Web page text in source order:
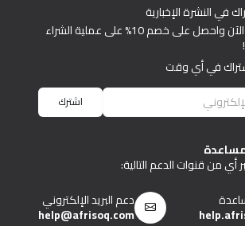
في النشرة الإخبارية
انضم الآن واحصل على خصم 10% على عملية الشراء
في أي وقت
اشترك
أي من قنوات الدعم التالية:
دعم البريد الإلكتروني
help@afrisoq.com